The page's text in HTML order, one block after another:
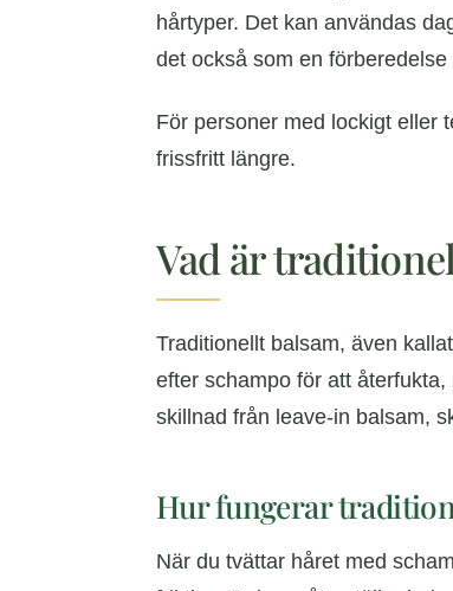
hårtyper. Det kan användas
det också som en
För personer med lockigt eller
frissfritt längre.
Vad är
Traditionellt balsam, även
efter schampo för att
skillnad från leave-in balsam,
Hur fungerar
När du tvättar håret med